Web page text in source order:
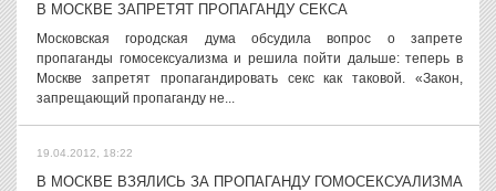
В МОСКВЕ ЗАПРЕТЯТ ПРОПАГАНДУ СЕКСА
Московская городская дума обсудила вопрос о запрете
пропаганды гомосексуализма и решила пойти дальше: теперь в
Москве запретят пропагандировать секс как таковой. «Закон,
запрещающий пропаганду не...
19.04.2012, 18:22
В МОСКВЕ ВЗЯЛИСЬ ЗА ПРОПАГАНДУ ГОМОСЕКСУАЛИЗМА